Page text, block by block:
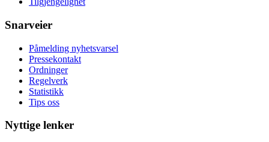
Snarveier
Påmelding nyhetsvarsel
Pressekontakt
Ordninger
Regelverk
Statistikk
Tips oss
Nyttige lenker